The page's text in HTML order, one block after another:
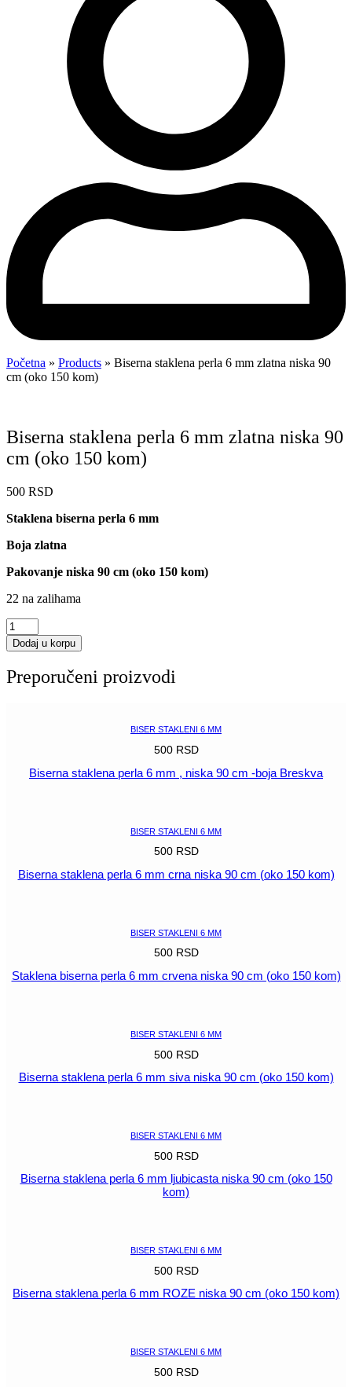
Početna » Products » Biserna staklena perla 6 mm zlatna niska 90
cm (oko 150 kom)
Biserna staklena perla 6 mm zlatna niska 90
cm (oko 150 kom)
500 RSD
Staklena biserna perla 6 mm
Boja zlatna
Pakovanje niska 90 cm (oko 150 kom)
22 na zalihama
Biserna
staklena
perla
mm
kom)
Dodaj u korpu
Preporučeni proizvodi
BISER STAKLENI 6 MM
500 RSD
Biserna staklena perla 6 mm , niska 90 cm -boja Breskva
BISER STAKLENI 6 MM
500 RSD
Biserna staklena perla 6 mm crna niska 90 cm (oko 150 kom)
BISER STAKLENI 6 MM
500 RSD
Staklena biserna perla 6 mm crvena niska 90 cm (oko 150 kom)
BISER STAKLENI 6 MM
500 RSD
Biserna staklena perla 6 mm siva niska 90 cm (oko 150 kom)
BISER STAKLENI 6 MM
500 RSD
Biserna staklena perla 6 mm ljubicasta niska 90 cm (oko 150
kom)
BISER STAKLENI 6 MM
500 RSD
Biserna staklena perla 6 mm ROZE niska 90 cm (oko 150 kom)
BISER STAKLENI 6 MM
500 RSD